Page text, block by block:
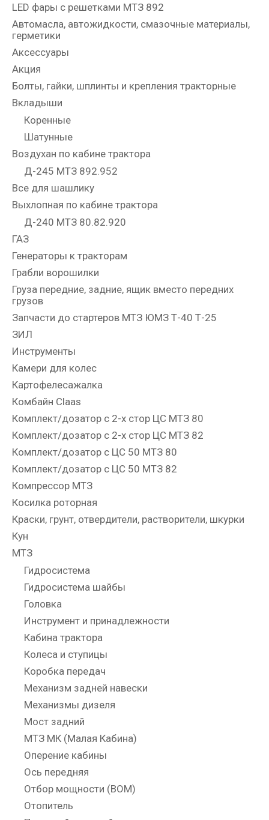
LED фары с решетками МТЗ 892
Автомасла, автожидкости, смазочные материалы,
герметики
Аксессуары
Акция
Болты, гайки, шплинты и крепления тракторные
Вкладыши
Коренные
Шатунные
Воздухан по кабине трактора
Д-245 МТЗ 892.952
Все для шашлику
Выхлопная по кабине трактора
Д-240 МТЗ 80.82.920
ГАЗ
Генераторы к тракторам
Грабли ворошилки
Груза передние, задние, ящик вместо передних
грузов
Запчасти до стартеров МТЗ ЮМЗ Т-40 Т-25
ЗИЛ
Инструменты
Камери для колес
Картофелесажалка
Комбайн Claas
Комплект/дозатор с 2-х стор ЦС МТЗ 80
Комплект/дозатор с 2-х стор ЦС МТЗ 82
Комплект/дозатор с ЦС 50 МТЗ 80
Комплект/дозатор с ЦС 50 МТЗ 82
Компрессор МТЗ
Косилка роторная
Краски, грунт, отвердители, растворители, шкурки
Кун
МТЗ
Гидросистема
Гидросистема шайбы
Головка
Инструмент и принадлежности
Кабина трактора
Колеса и ступицы
Коробка передач
Механизм задней навески
Механизмы дизеля
Мост задний
МТЗ МК (Малая Кабина)
Оперение кабины
Ось передняя
Отбор мощности (ВОМ)
Отопитель